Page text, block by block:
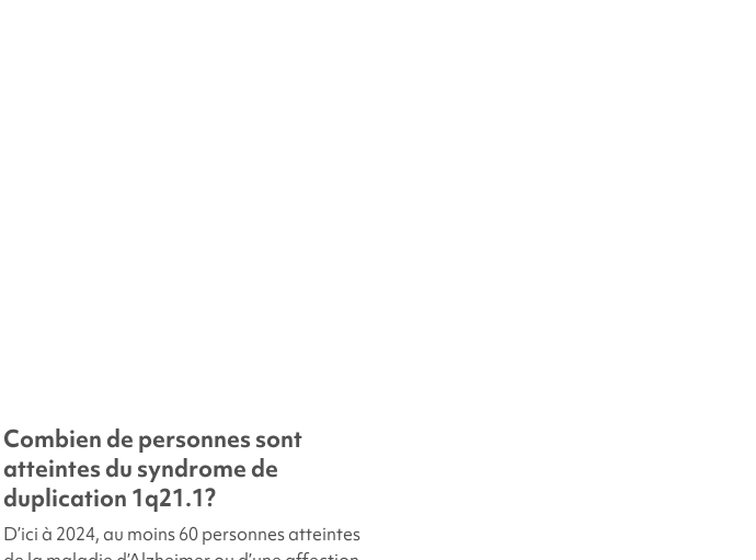
Combien de personnes sont
atteintes du syndrome de
duplication 1q21.1?
D’ici à 2024, au moins 60 personnes atteintes